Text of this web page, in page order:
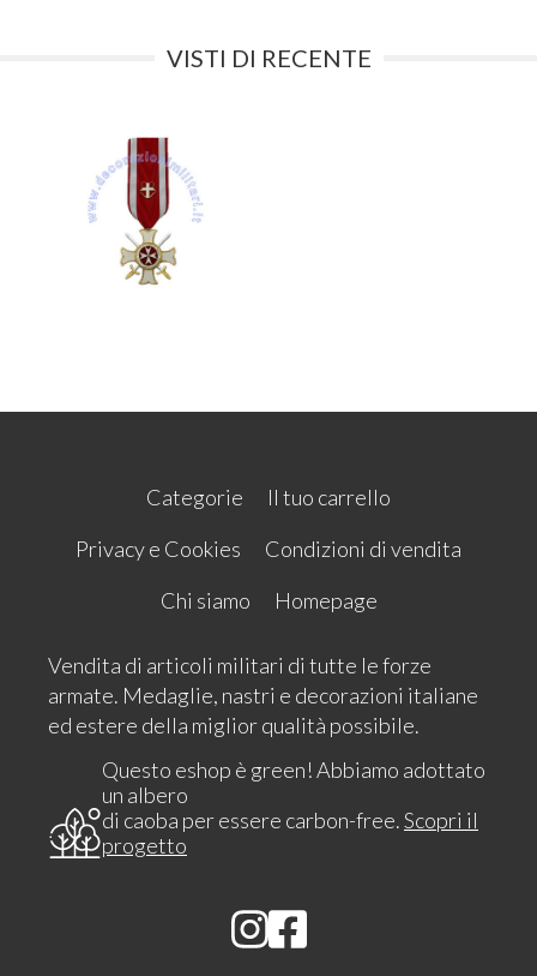
VISTI DI RECENTE
Categorie
Il tuo carrello
Privacy e Cookies
Condizioni di vendita
Chi siamo
Homepage
Vendita di articoli militari di tutte le forze
armate. Medaglie, nastri e decorazioni italiane
ed estere della miglior qualità possibile.
Questo eshop è green! Abbiamo adottato
un albero
di caoba per essere carbon-free.Scopri il
progetto